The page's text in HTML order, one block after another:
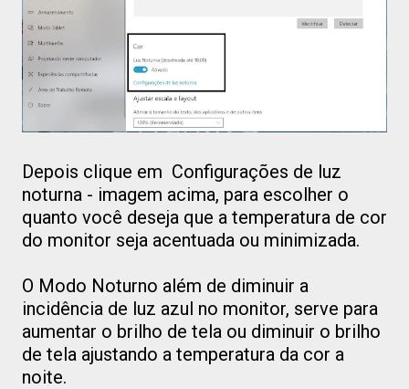
Depois clique em Configurações de luz
noturna - imagem acima, para escolher o
quanto você deseja que a temperatura de cor
do monitor seja acentuada ou minimizada.
O Modo Noturno além de diminuir a
incidência de luz azul no monitor, serve para
aumentar o brilho de tela ou diminuir o brilho
de tela ajustando a temperatura da cor a
noite.